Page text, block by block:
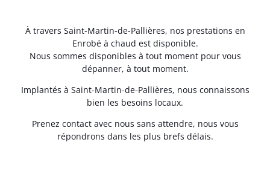
À travers Saint-Martin-de-Pallières, nos prestations en
Enrobé à chaud est disponible.
Nous sommes disponibles à tout moment pour vous
dépanner, à tout moment.
Implantés à Saint-Martin-de-Pallières, nous connaissons
bien les besoins locaux.
Prenez contact avec nous sans attendre, nous vous
répondrons dans les plus brefs délais.